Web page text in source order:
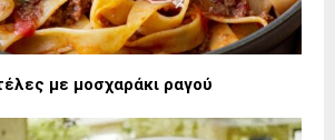
με μοσχαράκι ραγού